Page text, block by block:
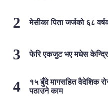
मेसीका पिता जर्जको ६८
फेरि एकजुट भए मधेस
१५ बुँदे मागसहित वैदेशिक
पठाउने काम